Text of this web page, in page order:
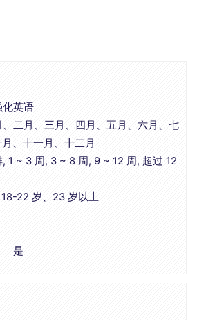
英语
二月、三月、四月、五月、六月、七
、十一月、十二月
~ 3 周, 3 ~ 8 周, 9 ~ 12 周, 超过 12
22 岁、23 岁以上
是